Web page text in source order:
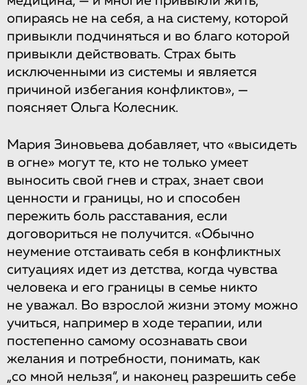
опираясь не на себя, а на систему, которой
привыкли подчиняться и во благо которой
привыкли действовать. Страх быть
исключенными из системы и является
причиной избегания конфликтов», —
поясняет Ольга Колесник.
Мария Зиновьева добавляет, что «высидеть
в огне» могут те, кто не только умеет
выносить свой гнев и страх, знает свои
ценности и границы, но и способен
пережить боль расставания, если
договориться не получится. «Обычно
неумение отстаивать себя в конфликтных
ситуациях идет из детства, когда чувства
человека и его границы в семье никто
не уважал. Во взрослой жизни этому можно
учиться, например в ходе терапии, или
постепенно самому осознавать свои
желания и потребности, понимать, как
„со мной нельзя“, и наконец разрешить себе